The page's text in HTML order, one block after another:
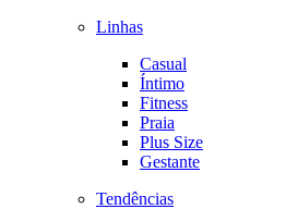
Linhas
Casual
Íntimo
Fitness
Praia
Plus Size
Gestante
Tendências